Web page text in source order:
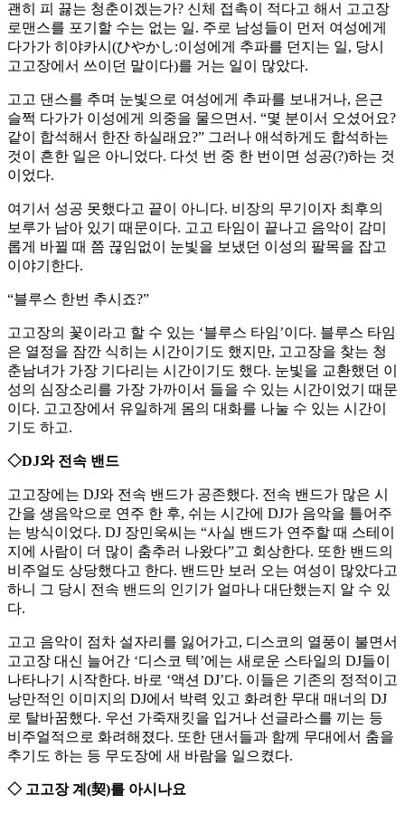
괜히 피 끓는 청춘이겠는가? 신체 접촉이 적다고 해서 고고장
로맨스를 포기할 수는 없는 일. 주로 남성들이 먼저 여성에게
다가가 히야카시(ひやかし:이성에게 추파를 던지는 일, 당시
고고장에서 쓰이던 말이다)를 거는 일이 많았다.
고고 댄스를 추며 눈빛으로 여성에게 추파를 보내거나, 은근
슬쩍 다가가 이성에게 의중을 물으면서. “몇 분이서 오셨어요?
같이 합석해서 한잔 하실래요?” 그러나 애석하게도 합석하는
것이 흔한 일은 아니었다. 다섯 번 중 한 번이면 성공(?)하는 것
이었다.
여기서 성공 못했다고 끝이 아니다. 비장의 무기이자 최후의
보루가 남아 있기 때문이다. 고고 타임이 끝나고 음악이 감미
롭게 바뀔 때 쯤 끊임없이 눈빛을 보냈던 이성의 팔목을 잡고
이야기한다.
“블루스 한번 추시죠?”
고고장의 꽃이라고 할 수 있는 ‘블루스 타임’이다. 블루스 타임
은 열정을 잠깐 식히는 시간이기도 했지만, 고고장을 찾는 청
춘남녀가 가장 기다리는 시간이기도 했다. 눈빛을 교환했던 이
성의 심장소리를 가장 가까이서 들을 수 있는 시간이었기 때문
이다. 고고장에서 유일하게 몸의 대화를 나눌 수 있는 시간이
기도 하고.
◇DJ와 전속 밴드
고고장에는 DJ와 전속 밴드가 공존했다. 전속 밴드가 많은 시
간을 생음악으로 연주 한 후, 쉬는 시간에 DJ가 음악을 틀어주
는 방식이었다. DJ 장민욱씨는 “사실 밴드가 연주할 때 스테이
지에 사람이 더 많이 춤추러 나왔다”고 회상한다. 또한 밴드의
비주얼도 상당했다고 한다. 밴드만 보러 오는 여성이 많았다고
하니 그 당시 전속 밴드의 인기가 얼마나 대단했는지 알 수 있
다.
고고 음악이 점차 설자리를 잃어가고, 디스코의 열풍이 불면서
고고장 대신 늘어간 ‘디스코 텍’에는 새로운 스타일의 DJ들이
나타나기 시작한다. 바로 ‘액션 DJ’다. 이들은 기존의 정적이고
낭만적인 이미지의 DJ에서 박력 있고 화려한 무대 매너의 DJ
로 탈바꿈했다. 우선 가죽재킷을 입거나 선글라스를 끼는 등
비주얼적으로 화려해졌다. 또한 댄서들과 함께 무대에서 춤을
추기도 하는 등 무도장에 새 바람을 일으켰다.
◇ 고고장 계(契)를 아시나요